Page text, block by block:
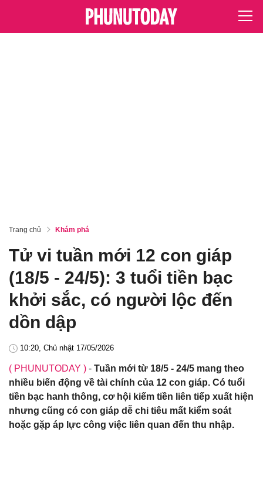
Trang chủ Khám phá
Tử vi tuần mới 12 con giáp
(18/5 - 24/5): 3 tuổi tiền bạc
khởi sắc, có người lộc đến
dồn dập
10:20, Chủ nhật 17/05/2026
( PHUNUTODAY ) - Tuần mới từ 18/5 - 24/5 mang theo
nhiều biến động về tài chính của 12 con giáp. Có tuổi
tiền bạc hanh thông, cơ hội kiếm tiền liên tiếp xuất hiện
nhưng cũng có con giáp dễ chi tiêu mất kiểm soát
hoặc gặp áp lực công việc liên quan đến thu nhập.